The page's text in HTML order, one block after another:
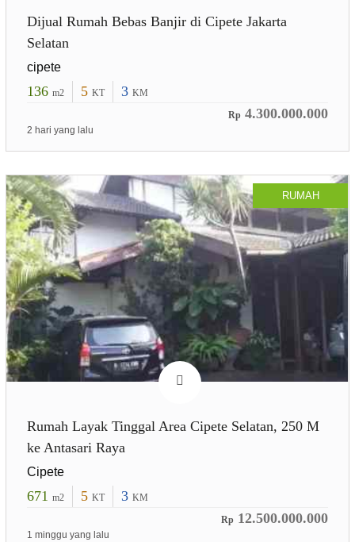
Dijual Rumah Bebas Banjir di Cipete Jakarta
Selatan
cipete
136 m2 5 KT 3 KM
Rp 4.300.000.000
2 hari yang lalu
RUMAH
Rumah Layak Tinggal Area Cipete Selatan, 250 M
ke Antasari Raya
Cipete
671 m2 5 KT 3 KM
Rp 12.500.000.000
1 minggu yang lalu